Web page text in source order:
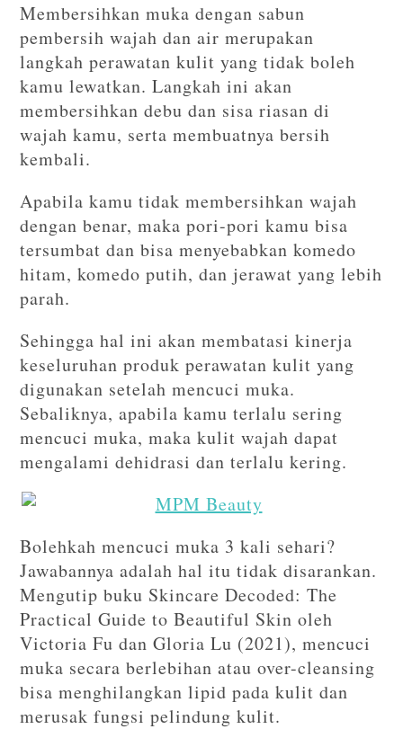
Membersihkan muka dengan sabun
pembersih wajah dan air merupakan
langkah perawatan kulit yang tidak boleh
kamu lewatkan. Langkah ini akan
membersihkan debu dan sisa riasan di
wajah kamu, serta membuatnya bersih
kembali.
Apabila kamu tidak membersihkan wajah
dengan benar, maka pori-pori kamu bisa
tersumbat dan bisa menyebabkan komedo
hitam, komedo putih, dan jerawat yang lebih
parah.
Sehingga hal ini akan membatasi kinerja
keseluruhan produk perawatan kulit yang
digunakan setelah mencuci muka.
Sebaliknya, apabila kamu terlalu sering
mencuci muka, maka kulit wajah dapat
mengalami dehidrasi dan terlalu kering.
Bolehkah mencuci muka 3 kali sehari?
Jawabannya adalah hal itu tidak disarankan.
Mengutip buku Skincare Decoded: The
Practical Guide to Beautiful Skin oleh
Victoria Fu dan Gloria Lu (2021), mencuci
muka secara berlebihan atau over-cleansing
bisa menghilangkan lipid pada kulit dan
merusak fungsi pelindung kulit.